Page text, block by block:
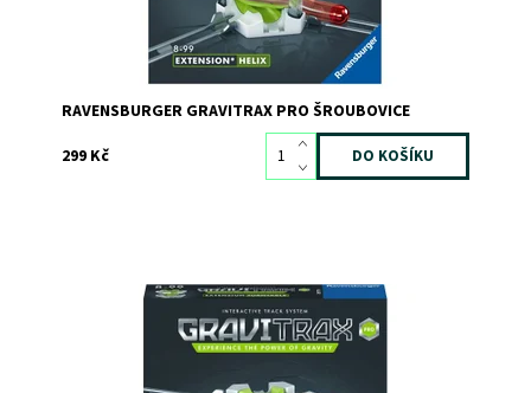
RAVENSBURGER GRAVITRAX PRO ŠROUBOVICE
299 Kč
Skladem>3
8944